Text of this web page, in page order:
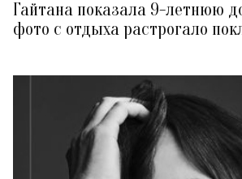
Гайтана показала 9-летнюю
фото с отдыха растрогало